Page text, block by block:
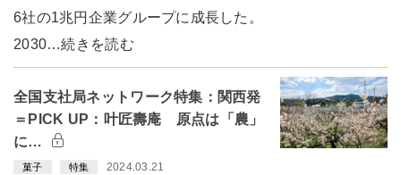
6社の1兆円企業グループに成長した。
2030…続きを読む
全国支社局ネットワーク特集：関西発
＝PICK UP：叶匠壽庵 原点は「農」
に…
菓子 特集 2024.03.21